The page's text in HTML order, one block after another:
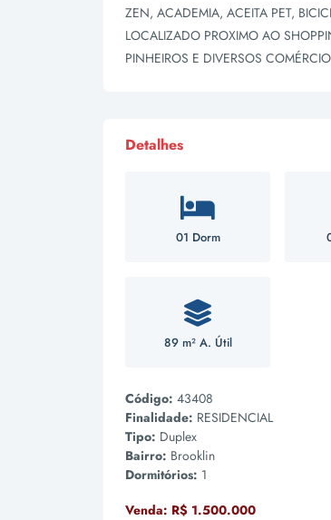
ZEN, ACADEMIA, ACEITA PET,
LOCALIZADO PROXIMO AO
PINHEIROS E DIVERSOS
Detalhes
01 Dorm
89 m² A. Útil
Código: 43408
Finalidade: RESIDENCIAL
Tipo: Duplex
Bairro: Brooklin
Dormitórios: 1
Venda: R$ 1.500.000